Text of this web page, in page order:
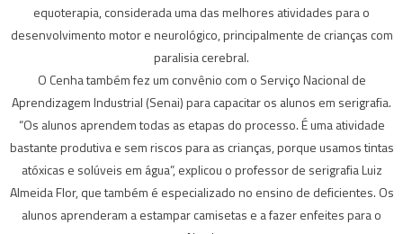
equoterapia, considerada uma das melhores atividades para o
desenvolvimento motor e neurológico, principalmente de crianças com
paralisia cerebral.
O Cenha também fez um convênio com o Serviço Nacional de
Aprendizagem Industrial (Senai) para capacitar os alunos em serigrafia.
“Os alunos aprendem todas as etapas do processo. É uma atividade
bastante produtiva e sem riscos para as crianças, porque usamos tintas
atóxicas e solúveis em água”, explicou o professor de serigrafia Luiz
Almeida Flor, que também é especializado no ensino de deficientes. Os
alunos aprenderam a estampar camisetas e a fazer enfeites para o